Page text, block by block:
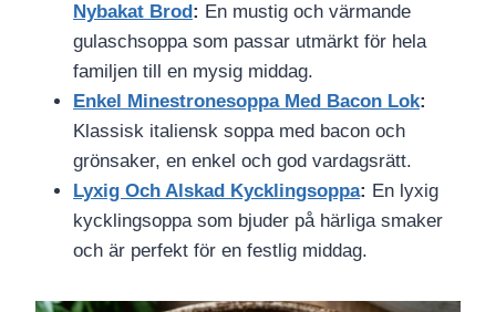
Nybakat Brod: En mustig och värmande
gulaschsoppa som passar utmärkt för hela
familjen till en mysig middag.
Enkel Minestronesoppa Med Bacon Lok:
Klassisk italiensk soppa med bacon och
grönsaker, en enkel och god vardagsrätt.
Lyxig Och Alskad Kycklingsoppa: En lyxig
kycklingsoppa som bjuder på härliga smaker
och är perfekt för en festlig middag.